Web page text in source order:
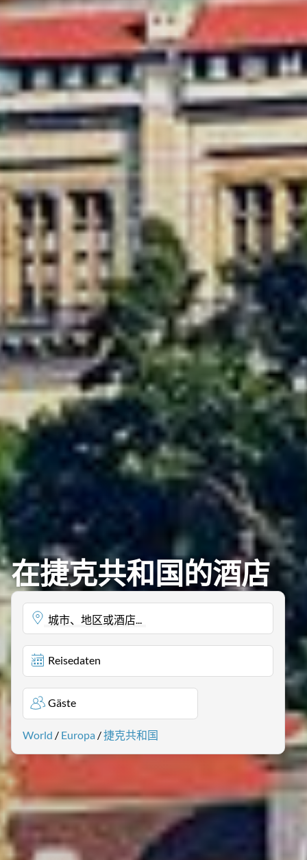
在捷克共和国的酒店
城市、地区或酒店...
Reisedaten
Gäste
World / Europa /捷克共和国